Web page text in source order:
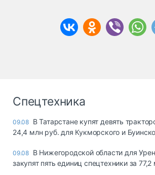
Спецтехника
09.08 В Татарстане купят девять
24,4 млн руб. для Кукморского и
09.08 В Нижегородской области для
закупят пять единиц спецтехники за